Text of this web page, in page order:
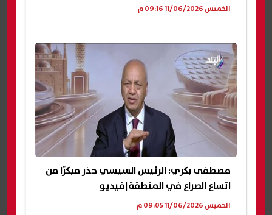
الخميس 11/06/2026 09:16 م
مصطفى بكري: الرئيس السيسي حذر مبكرًا من
اتساع الصراع في المنطقة|فيديو
الخميس 11/06/2026 09:05 م